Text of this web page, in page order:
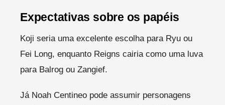
Expectativas sobre os papéis
Koji seria uma excelente escolha para Ryu ou
Fei Long, enquanto Reigns cairia como uma luva
para Balrog ou Zangief.
Já Noah Centineo pode assumir personagens